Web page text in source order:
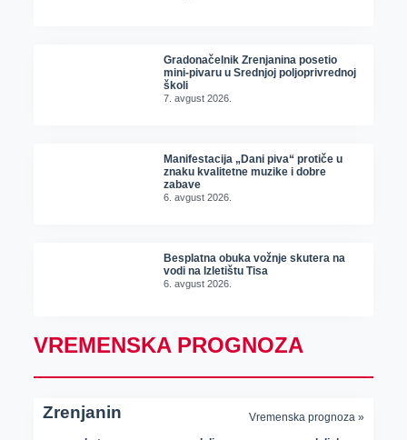
Gradonačelnik Zrenjanina posetio
mini-pivaru u Srednjoj poljoprivrednoj
školi
7. avgust 2026.
Manifestacija „Dani piva“ protiče u
znaku kvalitetne muzike i dobre
zabave
6. avgust 2026.
Besplatna obuka vožnje skutera na
vodi na Izletištu Tisa
6. avgust 2026.
VREMENSKA PROGNOZA